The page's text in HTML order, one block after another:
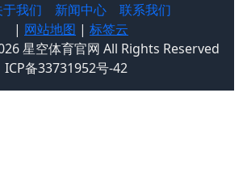
于我们 新闻中心
联系我们
| 网站地图 | 标签云
星空体育官网 All Rights Reserved
ICP备33731952号-42